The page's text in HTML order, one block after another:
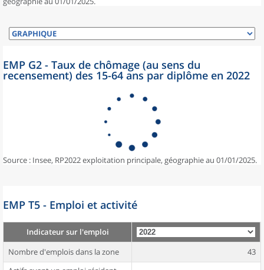
EMP G2 - Taux de chômage (au sens du
recensement) des 15-64 ans par diplôme en 2022
Source : Insee, RP2022 exploitation principale, géographie au 01/01/2025.
EMP T5 - Emploi et activité
Indicateur sur l'emploi
Nombre d'emplois dans la zone
43